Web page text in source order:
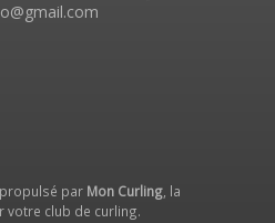
par Mon Curling , la
votre club de curling.